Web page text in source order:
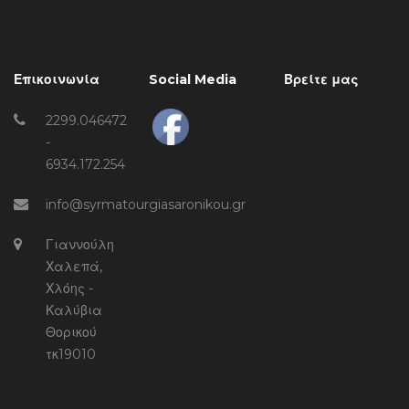
Επικοινωνία
2299.046472
-
6934.172.254
info@syrmatourgiasaronikou.gr
Γιαννούλη
Χαλεπά,
Χλόης -
Καλύβια
Θορικού
τκ19010
Social Media Βρείτε μας